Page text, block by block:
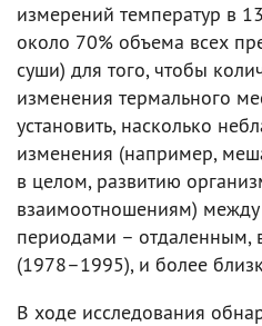
измерений температур в
около 70% объема всех
суши) для того, чтобы
изменения термального
установить, насколько
изменения (например,
в целом, развитию
взаимоотношениям)
периодами – отдаленным,
(1978–1995), и более
В ходе исследования